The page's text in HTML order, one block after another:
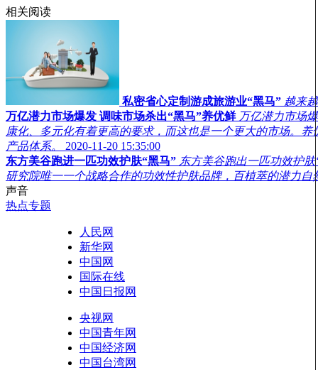
相关阅读
私密省心定制游成旅游业“黑马” 越来
万亿潜力市场爆发 调味市场杀出“黑马”养优鲜 万亿潜力市场
康化、多元化有着更高的要求，而这也是一个更大的市场。
产品体系。
2020-11-20 15:35:00
东方美谷跑进一匹功效护肤“黑马” 东方美谷跑出一匹功效护
研究院唯一一个战略合作的功效性护肤品牌，百植萃的潜力自
声音
热点专题
人民网
新华网
中国网
国际在线
中国日报网
央视网
中国青年网
中国经济网
中国台湾网